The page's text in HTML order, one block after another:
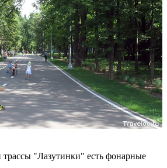
"Лазутинки" есть фонарные